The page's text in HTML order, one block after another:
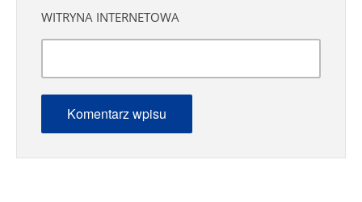
WITRYNA INTERNETOWA